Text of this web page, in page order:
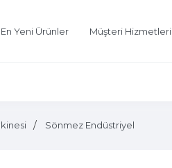
En Yeni Ürünler Müşteri Hizmetleri
Sönmez Endüstriyel